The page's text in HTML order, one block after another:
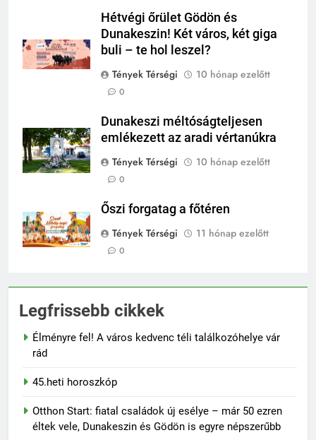
Hétvégi őrület Gödön és
Dunakeszin! Két város, két giga
buli – te hol leszel?
Tények Térségi
10 hónap ezelőtt
0
Dunakeszi méltóságteljesen
emlékezett az aradi vértanúkra
Tények Térségi
10 hónap ezelőtt
0
Őszi forgatag a főtéren
Tények Térségi
11 hónap ezelőtt
0
Legfrissebb cikkek
Élményre fel! A város kedvenc téli találkozóhelye vár
rád
45.heti horoszkóp
Otthon Start: fiatal családok új esélye – már 50 ezren
éltek vele, Dunakeszin és Gödön is egyre népszerűbb